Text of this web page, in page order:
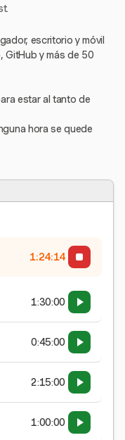
escritorio y móvil
GitHub y más de 50
estar al tanto de
hora se quede
1:24:15
1:30:00
0:45:00
2:15:00
1:00:00